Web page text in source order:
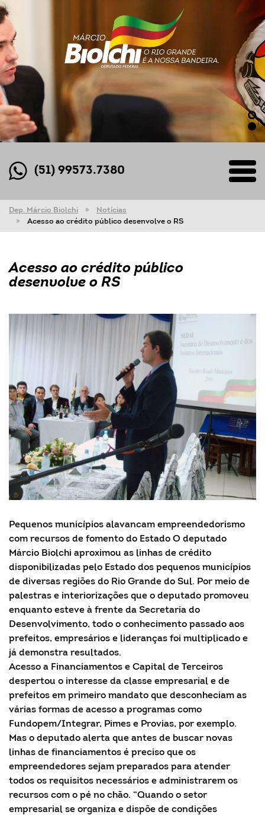
(51) 99573.7380
Dep. Márcio Biolchi
Notícias
Acesso ao crédito público desenvolve o RS
Acesso ao crédito público
desenvolve o RS
Pequenos municípios alavancam empreendedorismo
com recursos de fomento do Estado O deputado
Márcio Biolchi aproximou as linhas de crédito
disponibilizadas pelo Estado dos pequenos municípios
de diversas regiões do Rio Grande do Sul. Por meio de
palestras e interiorizações que o deputado promoveu
enquanto esteve à frente da Secretaria do
Desenvolvimento, todo o conhecimento passado aos
prefeitos, empresários e lideranças foi multiplicado e
já demonstra resultados.
Acesso a Financiamentos e Capital de Terceiros
despertou o interesse da classe empresarial e de
prefeitos em primeiro mandato que desconheciam as
várias formas de acesso a programas como
Fundopem/Integrar, Pimes e Provias, por exemplo.
Mas o deputado alerta que antes de buscar novas
linhas de financiamentos é preciso que os
empreendedores sejam preparados para atender
todos os requisitos necessários e administrarem os
recursos com o pé no chão. “Quando o setor
empresarial se organiza e dispõe de condições